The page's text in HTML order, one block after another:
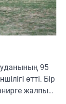
95
өтті. Бір
жалпы…